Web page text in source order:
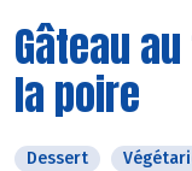
Gâteau
la poire
Dessert